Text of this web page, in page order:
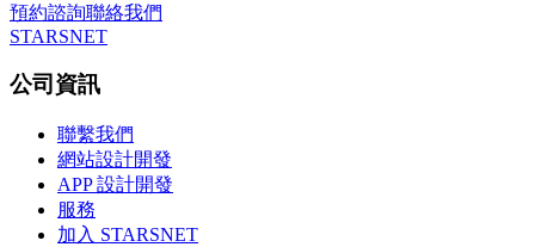
預約諮詢聯絡我們
STARSNET
公司資訊
聯繫我們
網站設計開發
APP 設計開發
服務
加入 STARSNET